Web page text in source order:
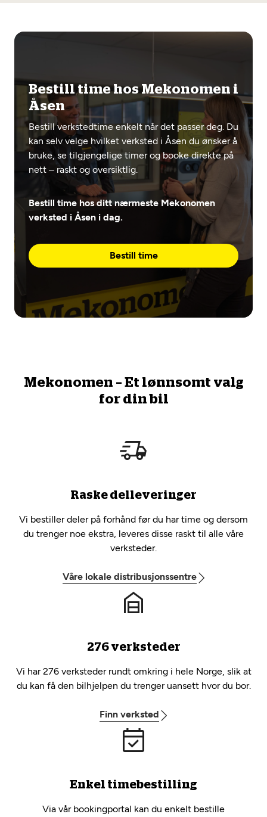
Bestill time hos Mekonomen i
Åsen
Bestill verkstedtime enkelt når det passer deg. Du
kan selv velge hvilket verksted i Åsen du ønsker å
bruke, se tilgjengelige timer og booke direkte på
nett – raskt og oversiktlig.
Bestill time hos ditt nærmeste Mekonomen
verksted i Åsen i dag.
Bestill time
Mekonomen – Et lønnsomt valg
for din bil
Raske delleveringer
Vi bestiller deler på forhånd før du har time og dersom
du trenger noe ekstra, leveres disse raskt til alle våre
verksteder.
Våre lokale distribusjonssentre
276 verksteder
Vi har 276 verksteder rundt omkring i hele Norge, slik at
du kan få den bilhjelpen du trenger uansett hvor du bor.
Finn verksted
Enkel timebestilling
Via vår bookingportal kan du enkelt bestille